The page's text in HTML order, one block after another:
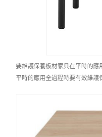
要維護保養板材家具在平時的應
平時的應用全過程時要有效維護